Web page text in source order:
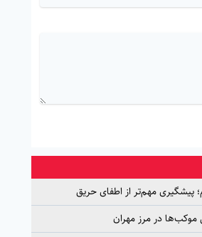
پیشگیری مهم‌تر از اطفای حریق
موکب‌ها در مرز مهران